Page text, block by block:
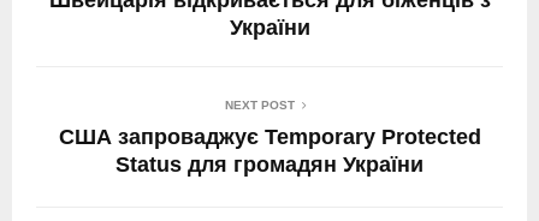
України
NEXT POST
США запроваджує Temporary Protected
Status для громадян України